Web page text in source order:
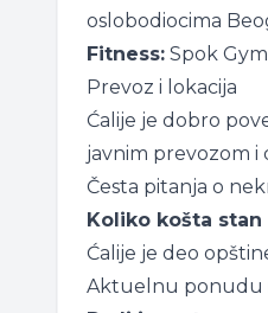
oslobodiocima
Fitness: Spok Gym
Prevoz i lokacija
Ćalije je dobro
javnim prevozom i
Česta pitanja o
Koliko košta stan
Ćalije je deo
Aktuelnu ponudu